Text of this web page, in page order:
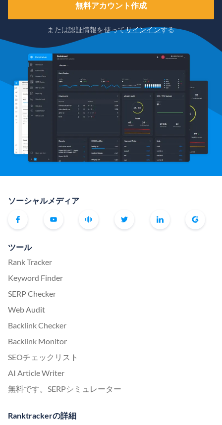
無料アカウント作成
または認証情報を使ってサインインする
ソーシャルメディア
ツール
Rank Tracker
Keyword Finder
SERP Checker
Web Audit
Backlink Checker
Backlink Monitor
SEOチェックリスト
AI Article Writer
無料です。SERPシミュレーター
Ranktrackerの詳細